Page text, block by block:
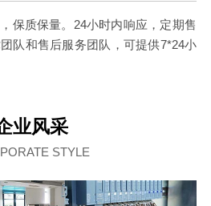
保质保量。24小时内响应，定期售
队和售后服务团队，可提供7*24小
业风采
STYLE